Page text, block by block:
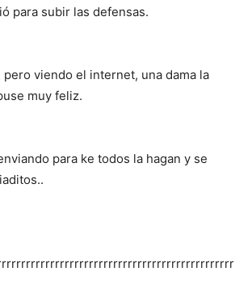
para subir las defensas.
pero viendo el internet, una dama la
muy feliz.
para ke todos la hagan y se